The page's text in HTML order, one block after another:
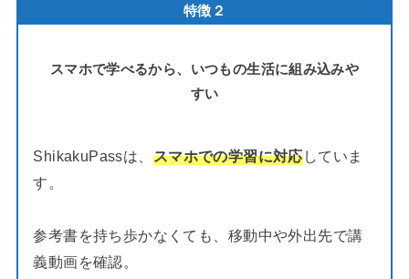
特徴２
スマホで学べるから、いつもの生活に組み込みや
すい
ShikakuPassは、 スマホでの学習に対応していま
す。
参考書を持ち歩かなくても、移動中や外出先で講
義動画を確認。